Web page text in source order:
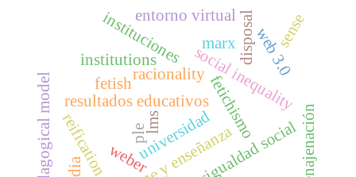
universidadfetichismo
resultados educativossocial inequality
desigualdad social
racionality
weber
institutions
instituciones
fetish
disposal
reification enajenación
marx
cine y enseñanza
plelms
entorno virtual
web 3.0
pedagogical model
sense